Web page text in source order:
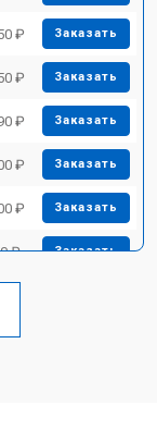
₽ Заказать
₽ Заказать
₽ Заказать
₽ Заказать
₽ Заказать
₽ Заказать
₽